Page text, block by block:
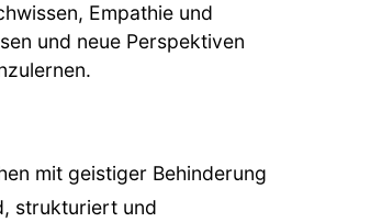
Empathie und
und neue Perspektiven
mit geistiger Behinderung
strukturiert und